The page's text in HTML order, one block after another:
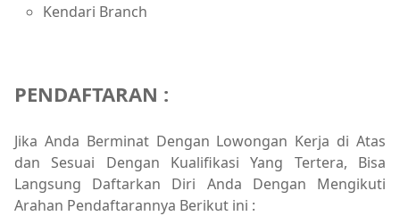
Kendari Branch
PENDAFTARAN :
Jika Anda Berminat Dengan Lowongan Kerja di Atas
dan Sesuai Dengan Kualifikasi Yang Tertera, Bisa
Langsung Daftarkan Diri Anda Dengan Mengikuti
Arahan Pendaftarannya Berikut ini :